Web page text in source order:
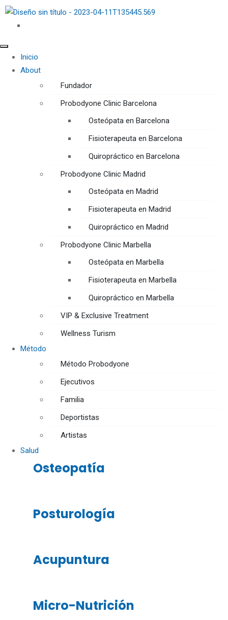
Inicio
About
Fundador
Probodyone Clinic Barcelona
Osteópata en Barcelona
Fisioterapeuta en Barcelona
Quiropráctico en Barcelona
Probodyone Clinic Madrid
Osteópata en Madrid
Fisioterapeuta en Madrid
Quiropráctico en Madrid
Probodyone Clinic Marbella
Osteópata en Marbella
Fisioterapeuta en Marbella
Quiropráctico en Marbella
VIP & Exclusive Treatment
Wellness Turism
Método
Método Probodyone
Ejecutivos
Familia
Deportistas
Artistas
Salud
Osteopatía
Posturología
Acupuntura
Micro-Nutrición